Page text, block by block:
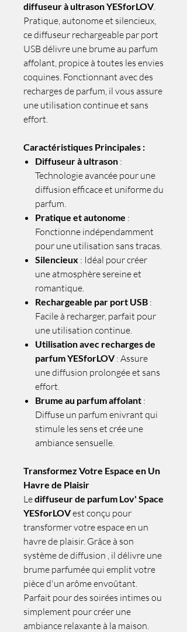
diffuseur à ultrason YESforLOV.
Pratique, autonome et silencieux,
ce diffuseur rechargeable par port
USB délivre une brume au parfum
affolant, propice à toutes les envies
coquines. Fonctionnant avec des
recharges de parfum, il vous assure
une utilisation continue et sans
effort.
Caractéristiques Principales :
Diffuseur à ultrason :
Technologie avancée pour une
diffusion efficace et uniforme du
parfum.
Pratique et autonome :
Fonctionne indépendamment
pour une utilisation sans tracas.
Silencieux : Idéal pour créer
une atmosphère sereine et
romantique.
Rechargeable par port USB :
Facile à recharger, parfait pour
une utilisation continue.
Utilisation avec recharges de
parfum YESforLOV: Assure
une diffusion prolongée et sans
effort.
Brume au parfum affolant :
Diffuse un parfum enivrant qui
stimule les sens et crée une
ambiance sensuelle.
Transformez Votre Espace en Un
Havre de Plaisir
Lediffuseur de parfum Lov' Space
YESforLOVest conçu pour
transformer votre espace en un
havre de plaisir. Grâce à son
système de diffusion , il délivre une
brume parfumée qui emplit votre
pièce d'un arôme envoûtant.
Parfait pour des soirées intimes ou
simplement pour créer une
ambiance relaxante à la maison.